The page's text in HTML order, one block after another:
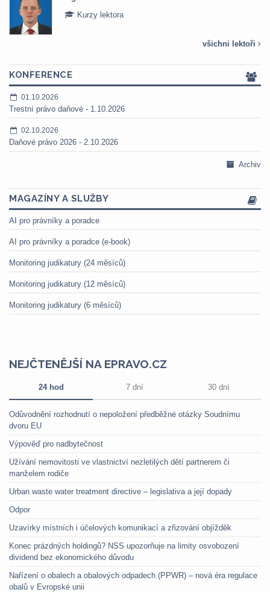
Kurzy lektora
všichni lektoři
KONFERENCE
01.10.2026
Trestní právo daňové - 1.10.2026
02.10.2026
Daňové právo 2026 - 2.10.2026
Archiv
MAGAZÍNY A SLUŽBY
AI pro právníky a poradce
AI pro právníky a poradce (e-book)
Monitoring judikatury (24 měsíců)
Monitoring judikatury (12 měsíců)
Monitoring judikatury (6 měsíců)
NEJČTENĚJŠÍ NA EPRAVO.CZ
24 hod 7 dní 30 dní
Odůvodnění rozhodnutí o nepoložení předběžné otázky Soudnímu
dvoru EU
Výpověď pro nadbytečnost
Užívání nemovitosti ve vlastnictví nezletilých dětí partnerem či
manželem rodiče
Urban waste water treatment directive – legislativa a její dopady
Odpor
Uzavírky místních i účelových komunikací a zřizování objížděk
Konec prázdných holdingů? NSS upozorňuje na limity osvobození
dividend bez ekonomického důvodu
Nařízení o obalech a obalových odpadech (PPWR) – nová éra regulace
obalů v Evropské unii